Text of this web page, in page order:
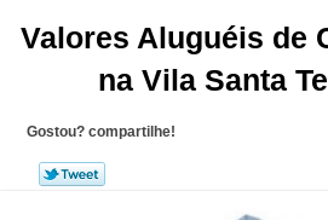
Valores Aluguéis de
na Vila Santa
Gostou? compartilhe!